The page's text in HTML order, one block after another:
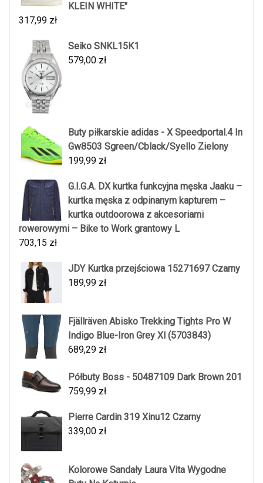
KLEIN WHITE"
317,99 zł
Seiko SNKL15K1
579,00 zł
Buty piłkarskie adidas - X Speedportal.4 In
Gw8503 Sgreen/Cblack/Syello Zielony
199,99 zł
G.I.G.A. DX kurtka funkcyjna męska Jaaku –
kurtka męska z odpinanym kapturem –
kurtka outdoorowa z akcesoriami
rowerowymi – Bike to Work grantowy L
703,15 zł
JDY Kurtka przejściowa 15271697 Czarny
189,99 zł
Fjällräven Abisko Trekking Tights Pro W
Indigo Blue-Iron Grey Xl (5703843)
689,29 zł
Półbuty Boss - 50487109 Dark Brown 201
759,99 zł
Pierre Cardin 319 Xinu12 Czarny
339,00 zł
Kolorowe Sandały Laura Vita Wygodne